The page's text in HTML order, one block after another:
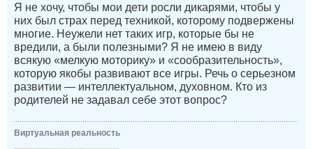
Я не хочу, чтобы мои дети росли дикарями, чтобы у
них был страх перед техникой, которому подвержены
многие. Неужели нет таких игр, которые бы не
вредили, а были полезными? Я не имею в виду
всякую «мелкую моторику» и «сообразительность»,
которую якобы развивают все игры. Речь о серьезном
развитии — интеллектуальном, духовном. Кто из
родителей не задавал себе этот вопрос?
Виртуальная реальность